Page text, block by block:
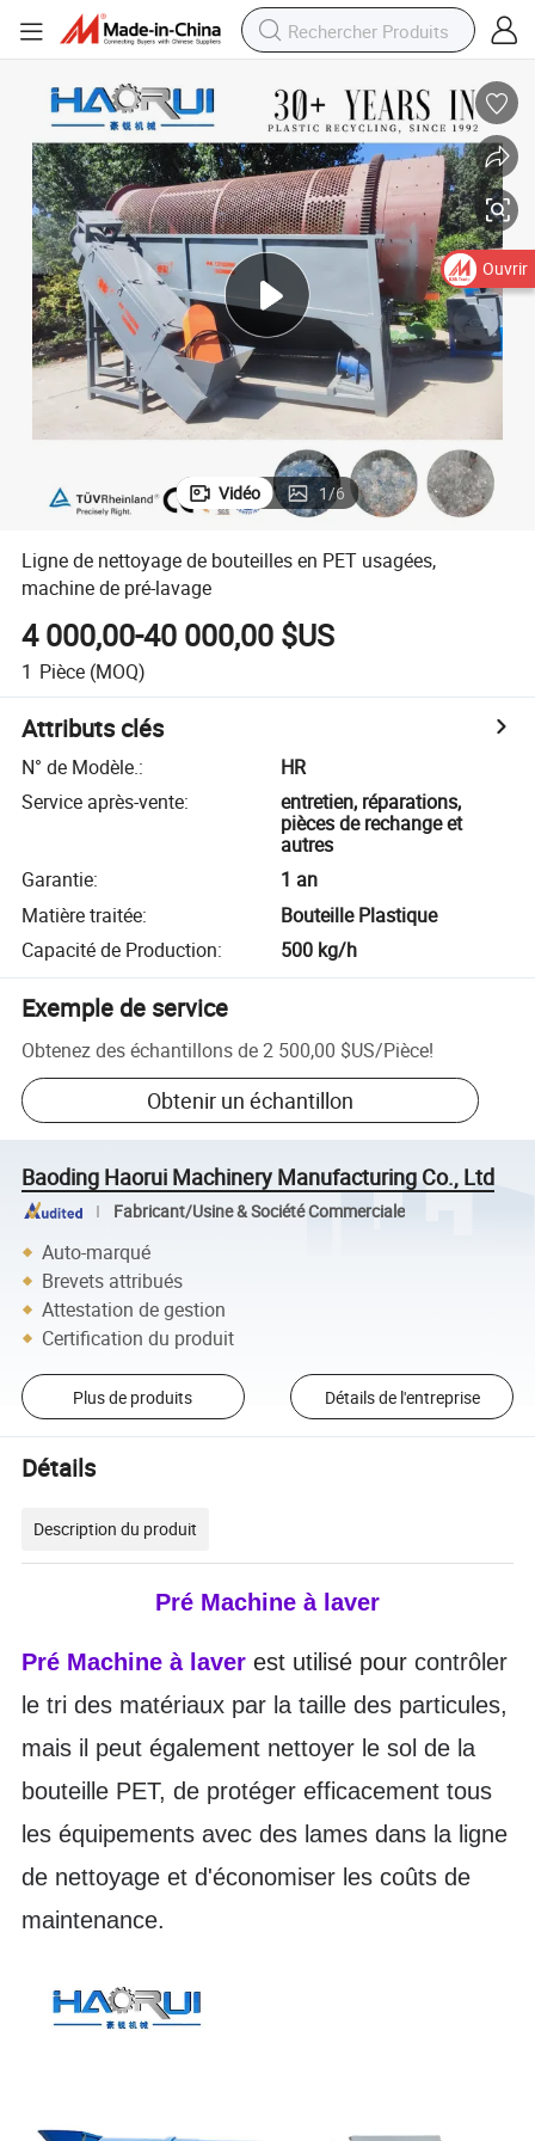
Vidéo 1/6
Ligne de nettoyage de bouteilles en PET usagées,
machine de pré-lavage
4 000,00-40 000,00 $US
1 Pièce (MOQ)
Attributs clés
N° de Modèle.:
HR
Service après-vente:
entretien, réparations,
pièces de rechange et
autres
Garantie:
1 an
Matière traitée:
Bouteille Plastique
Capacité de Production: 500 kg/h
Exemple de service
Obtenez des échantillons de2 500,00 $US/Pièce!
Obtenir un échantillon
Baoding Haorui Machinery Manufacturing Co., Ltd
Fabricant/Usine & Société Commerciale
Auto-marqué
Brevets attribués
Attestation de gestion
Certification du produit
Plus de produits Détails de l'entreprise
Détails
Description du produit
Pré Machine à laver
Pré Machine à laver est utilisé pour contrôler
le tri des matériaux par la taille des particules,
mais il peut également nettoyer le sol de la
bouteille PET, de protéger efficacement tous
les équipements avec des lames dans la ligne
de nettoyage et d'économiser les coûts de
maintenance.
Ouvrir